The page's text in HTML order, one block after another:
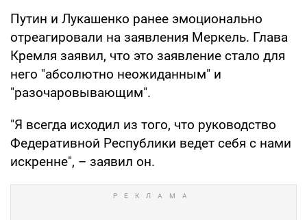
Путин и Лукашенко ранее эмоционально
отреагировали на заявления Меркель. Глава
Кремля заявил, что это заявление стало для
него "абсолютно неожиданным" и
"разочаровывающим".
"Я всегда исходил из того, что руководство
Федеративной Республики ведет себя с нами
искренне", – заявил он.